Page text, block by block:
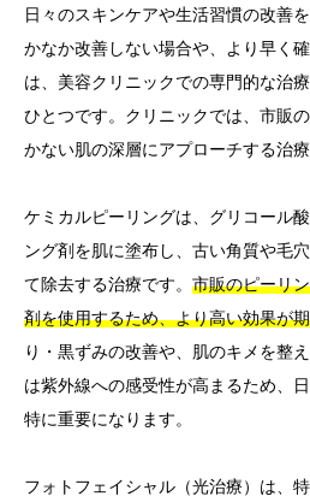
日々のスキンケアや生活習慣の改善
かなか改善しない場合や、より早く
は、美容クリニックでの専門的な治
ひとつです。クリニックでは、市販
かない肌の深層にアプローチする治療
ケミカルピーリングは、グリコール
ング剤を肌に塗布し、古い角質や毛
て除去する治療です。 市販のピーリ
剤を使用するため、より高い効果が
り・黒ずみの改善や、肌のキメを整
は紫外線への感受性が高まるため、
特に重要になります。
フォトフェイシャル（光治療）は、